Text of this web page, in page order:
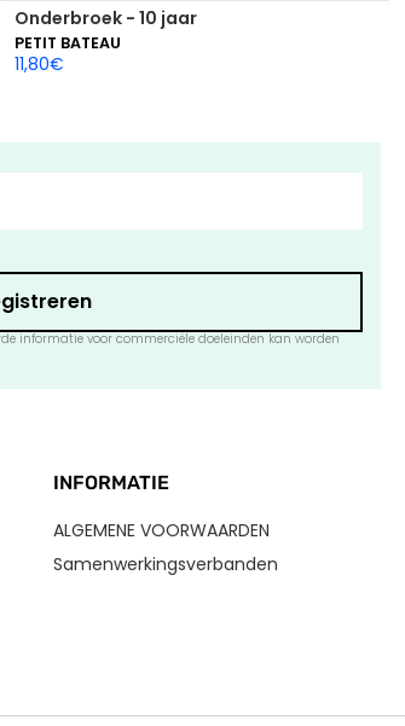
Onderbroek - 10 jaar
PETIT BATEAU
11,80€
informatie voor commerciële doeleinden kan worden
INFORMATIE
ALGEMENE VOORWAARDEN
Samenwerkingsverbanden